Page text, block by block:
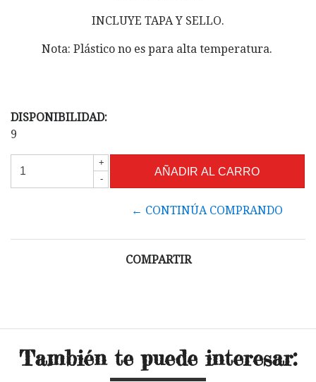
INCLUYE TAPA Y SELLO.
Nota: Plástico no es para alta temperatura.
DISPONIBILIDAD:
9
+
-
← CONTINÚA COMPRANDO
COMPARTIR
También te puede interesar: